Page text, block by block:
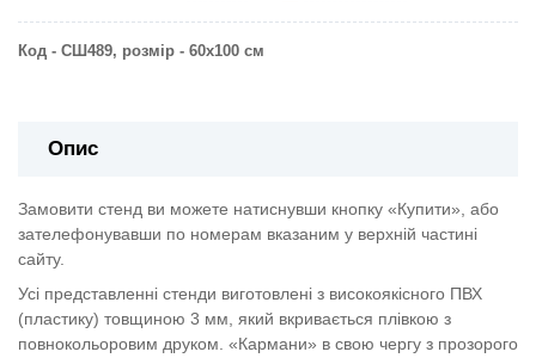
Код - СШ489, розмір - 60х100 см
Опис
Замовити стенд ви можете натиснувши кнопку «Купити», або
зателефонувавши по номерам вказаним у верхній частині
сайту.
Усі представленні стенди виготовлені з високоякісного ПВХ
(пластику) товщиною 3 мм, який вкривається плівкою з
повнокольоровим друком. «Кармани» в свою чергу з прозорого